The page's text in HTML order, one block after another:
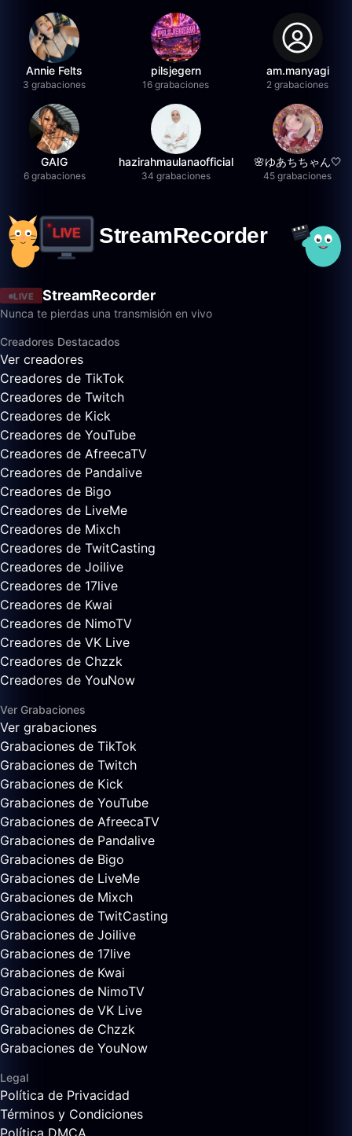
Annie Felts
3 grabaciones
pilsjegern
16 grabaciones
am.manyagi
2 grabaciones
GAIG
6 grabaciones
hazirahmaulanaofficial
34 grabaciones
🌸ゆあちちゃん🤍
45 grabaciones
LIVE StreamRecorder
Nunca te pierdas una transmisión en vivo
Creadores Destacados
Ver creadores
Creadores de TikTok
Creadores de Twitch
Creadores de Kick
Creadores de YouTube
Creadores de AfreecaTV
Creadores de Pandalive
Creadores de Bigo
Creadores de LiveMe
Creadores de Mixch
Creadores de TwitCasting
Creadores de Joilive
Creadores de 17live
Creadores de Kwai
Creadores de NimoTV
Creadores de VK Live
Creadores de Chzzk
Creadores de YouNow
Ver Grabaciones
Ver grabaciones
Grabaciones de TikTok
Grabaciones de Twitch
Grabaciones de Kick
Grabaciones de YouTube
Grabaciones de AfreecaTV
Grabaciones de Pandalive
Grabaciones de Bigo
Grabaciones de LiveMe
Grabaciones de Mixch
Grabaciones de TwitCasting
Grabaciones de Joilive
Grabaciones de 17live
Grabaciones de Kwai
Grabaciones de NimoTV
Grabaciones de VK Live
Grabaciones de Chzzk
Grabaciones de YouNow
Legal
Política de Privacidad
Términos y Condiciones